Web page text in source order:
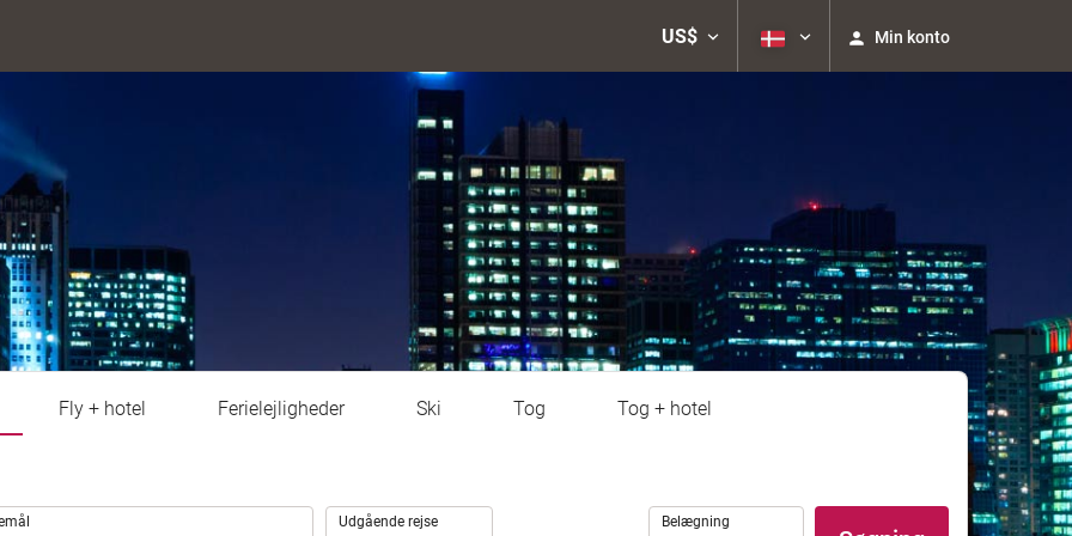
US$ Min konto
Fly + hotel Ferielejligheder Ski Tog Tog + hotel
Udgående rejse Belægning
Belægning